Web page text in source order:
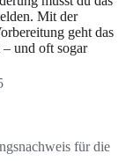
Mit der
geht das
– und oft sogar
für die